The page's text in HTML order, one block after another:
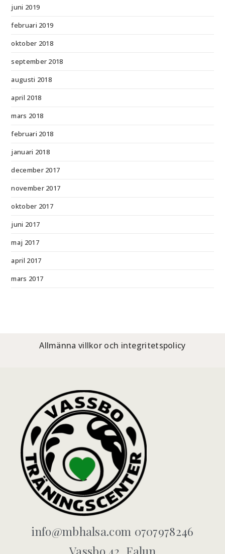
juni 2019
februari 2019
oktober 2018
september 2018
augusti 2018
april 2018
mars 2018
februari 2018
januari 2018
december 2017
november 2017
oktober 2017
juni 2017
maj 2017
april 2017
mars 2017
Allmänna villkor och integritetspolicy
info@mbhalsa.com 0707978246